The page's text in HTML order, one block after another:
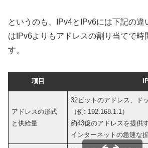
というのも、IPv4とIPv6には下記の違
はIPv6よりもアドレスの割り当てで時
す。
項目
アドレスの形式
と供給量
32ビットのアドレス、ド
（例: 192.168.1.1）
約43億のアドレスを提供
インターネットの急速な